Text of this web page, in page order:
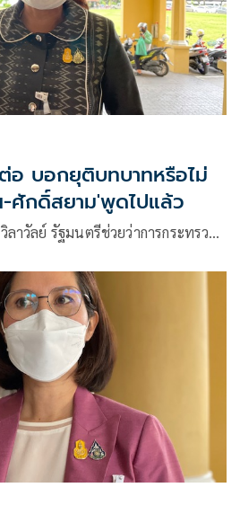
บอกยุติบทบาทหรือไม่
-ศักดิ์สยาม'พูดไปแล้ว
าวัลย์ รัฐมนตรีช่วยว่าการกระทรว…